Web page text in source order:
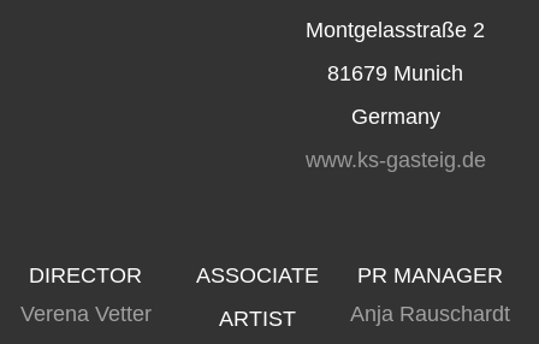
Montgelasstraße 2
81679 Munich
Germany
www.ks-gasteig.de
DIRECTOR
Verena Vetter
ASSOCIATE
ARTIST
PR MANAGER
Anja Rauschardt